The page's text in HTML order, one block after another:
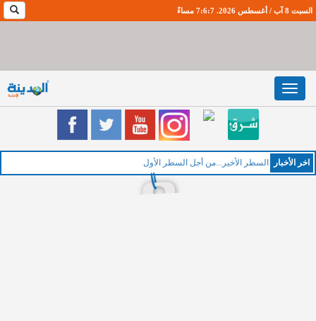
السبت 8 آب / أغسطس 2026. 7:6:8 مساءً
Toggle
navigation
اخر اﻷخبار السطر الأخير...من أجل السطر الأول